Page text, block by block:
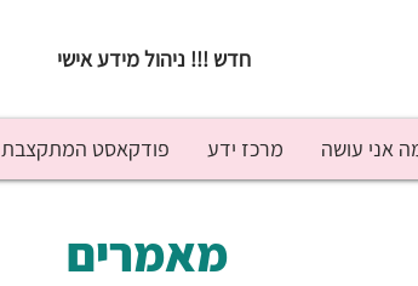
חדש !!! ניהול מידע אישי
אני עושה מרכז ידע פודקאסט המתקצבת
מאמרים